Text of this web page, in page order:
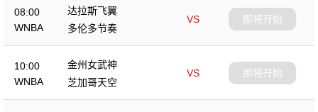
08:00
WNBA
达拉斯飞翼
VS
多伦多节奏
即将开始
10:00
WNBA
金州女武神
VS
芝加哥天空
即将开始